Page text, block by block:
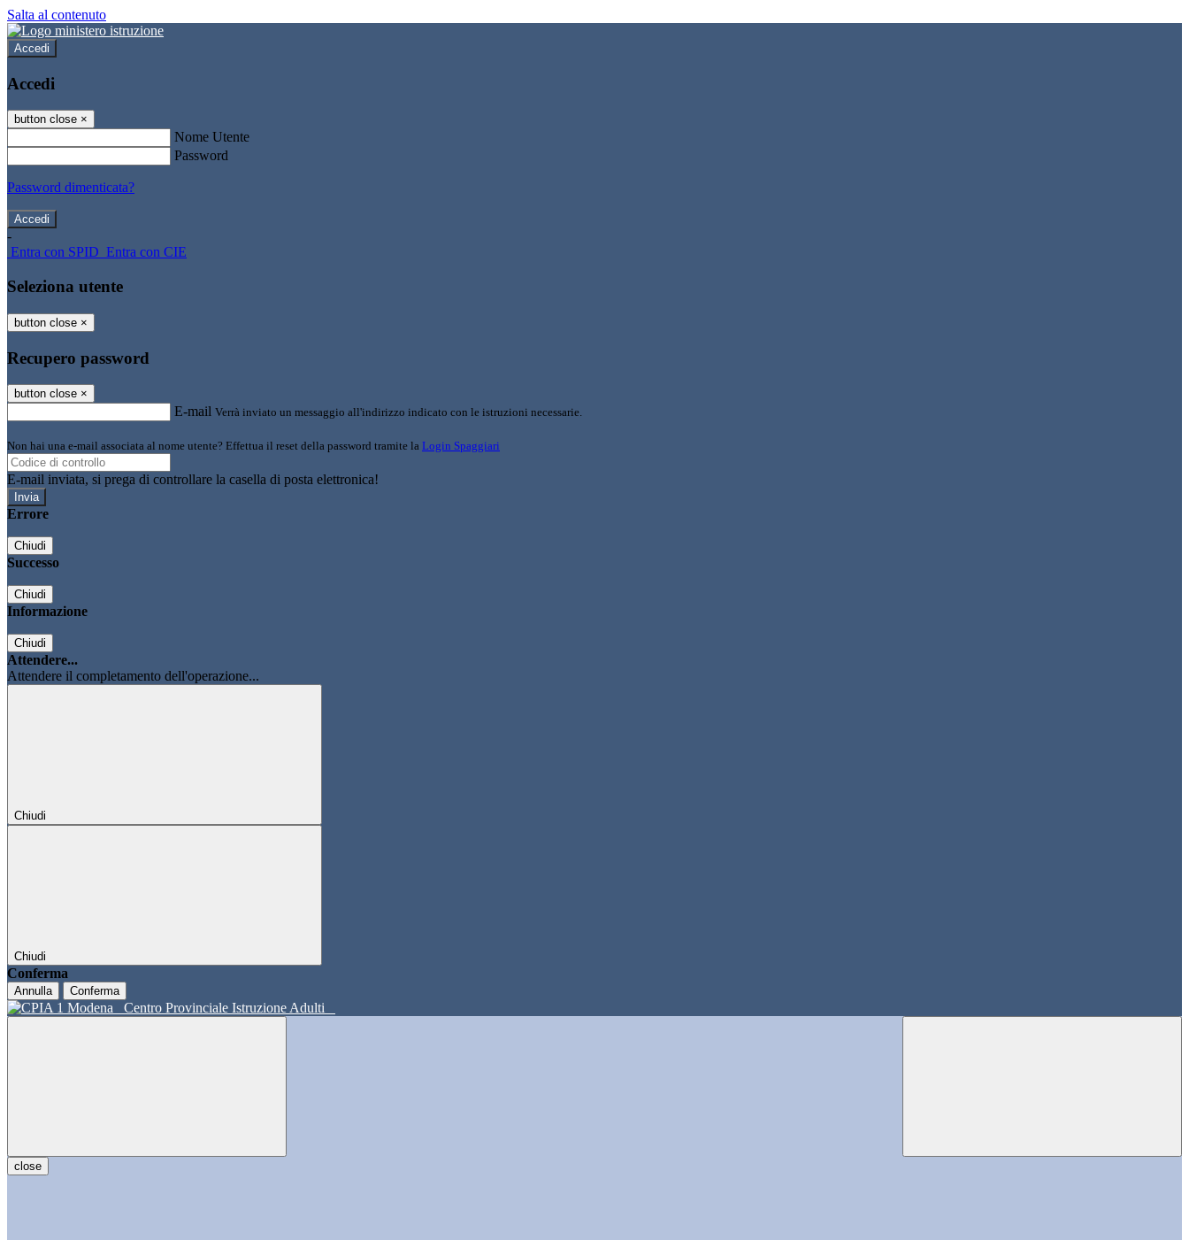
Salta al contenuto
Accedi
Accedi
button close ×
Nome Utente
Password
Password dimenticata?
-
Entra con SPID Entra con CIE
Seleziona utente
button close ×
Recupero password
button close ×
E-mail Verrà inviato un messaggio all'indirizzo indicato con le istruzioni necessarie.
Non hai una e-mail associata al nome utente? Effettua il reset della password tramite la Login Spaggiari
E-mail inviata, si prega di controllare la casella di posta elettronica!
Errore
Chiudi
Successo
Chiudi
Informazione
Chiudi
Attendere...
Attendere il completamento dell'operazione...
Chiudi
Chiudi
Conferma
Annulla Conferma
Centro Provinciale Istruzione Adulti
close